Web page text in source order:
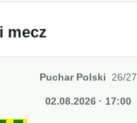
mecz
Puchar Polski 26/27
02.08.2026 · 17:00